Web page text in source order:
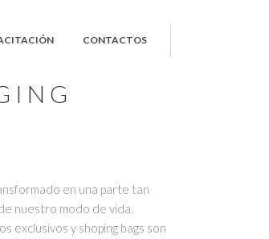
CONTACTOS
en una parte tan
nuestro modo de vida.
exclusivos y shoping bags son